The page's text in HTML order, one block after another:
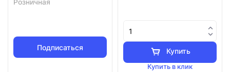
Розничная
Подписаться Купить
Купить в клик